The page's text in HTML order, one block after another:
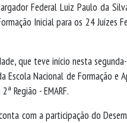
Federal Luiz Paulo da
Inicial para os 24 Juízes
que teve início nesta
Escola Nacional de Formação e
Região - EMARF.
com a participação do